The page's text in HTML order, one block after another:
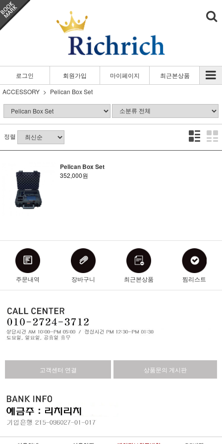
로그인 회원가입 마이페이지
최근본상품
ACCESSORY
Pelican Box Set
정렬
Pelican Box Set
352,000원
주문내역 장바구니 최근본상품 찜리스트
고객센터 연결 상품문의 게시판